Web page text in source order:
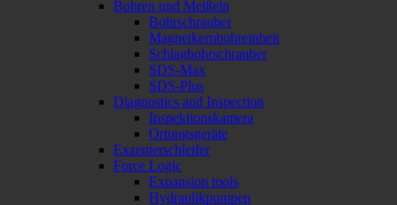
Bohren und Meißeln
Bohrschrauber
Magnetkernbohreinheit
Schlagbohrschrauber
SDS-Max
SDS-Plus
Diagnostics and Inspection
Inspektionskamera
Ortungsgeräte
Exzenterschleifer
Force Logic
Expansion tools
Hydraulikpumpen